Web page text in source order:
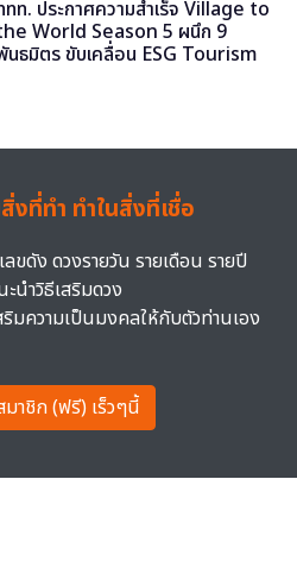
ทท. ประกาศความสำเร็จ Village to
World Season 5 ผนึก 9
นธมิตร ขับเคลื่อน ESG Tourism
งที่ทำ ทำในสิ่งที่เชื่อ
ขดัง ดวงรายวัน รายเดือน รายปี
นำวิธีเสริมดวง
มความเป็นมงคลให้กับตัวท่านเอง
าชิก (ฟรี) เร็วๆนี้